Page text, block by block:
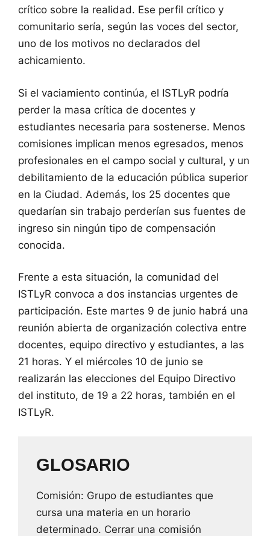
crítico sobre la realidad. Ese perfil crítico y
comunitario sería, según las voces del sector,
uno de los motivos no declarados del
achicamiento.
Si el vaciamiento continúa, el ISTLyR podría
perder la masa crítica de docentes y
estudiantes necesaria para sostenerse. Menos
comisiones implican menos egresados, menos
profesionales en el campo social y cultural, y un
debilitamiento de la educación pública superior
en la Ciudad. Además, los 25 docentes que
quedarían sin trabajo perderían sus fuentes de
ingreso sin ningún tipo de compensación
conocida.
Frente a esta situación, la comunidad del
ISTLyR convoca a dos instancias urgentes de
participación. Este martes 9 de junio habrá una
reunión abierta de organización colectiva entre
docentes, equipo directivo y estudiantes, a las
21 horas. Y el miércoles 10 de junio se
realizarán las elecciones del Equipo Directivo
del instituto, de 19 a 22 horas, también en el
ISTLyR.
GLOSARIO
Comisión: Grupo de estudiantes que
cursa una materia en un horario
determinado. Cerrar una comisión